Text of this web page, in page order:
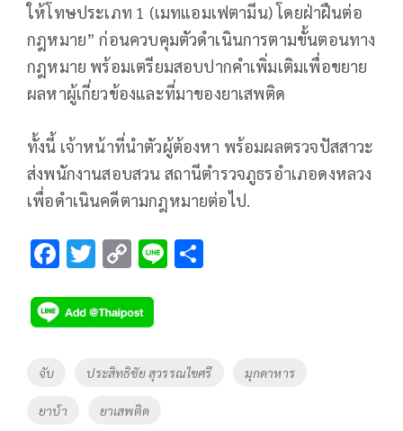
ให้โทษประเภท 1 (เมทแอมเฟตามีน) โดยฝ่าฝืนต่อ
กฎหมาย” ก่อนควบคุมตัวดำเนินการตามขั้นตอนทาง
กฎหมาย พร้อมเตรียมสอบปากคำเพิ่มเติมเพื่อขยาย
ผลหาผู้เกี่ยวข้องและที่มาของยาเสพติด
ทั้งนี้ เจ้าหน้าที่นำตัวผู้ต้องหา พร้อมผลตรวจปัสสาวะ
ส่งพนักงานสอบสวน สถานีตำรวจภูธรอำเภอดงหลวง
เพื่อดำเนินคดีตามกฎหมายต่อไป.
F
e
b
o
T
tt
er
C
p
y
Li
n
Li
Tags
จับ ประสิทธิชัย สุวรรณไขศรี มุกดาหาร
ยาบ้า ยาเสพติด